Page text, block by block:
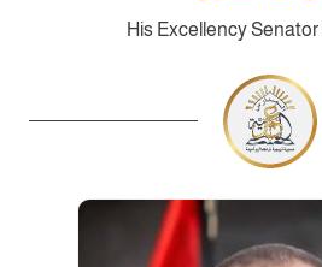
His Excellency